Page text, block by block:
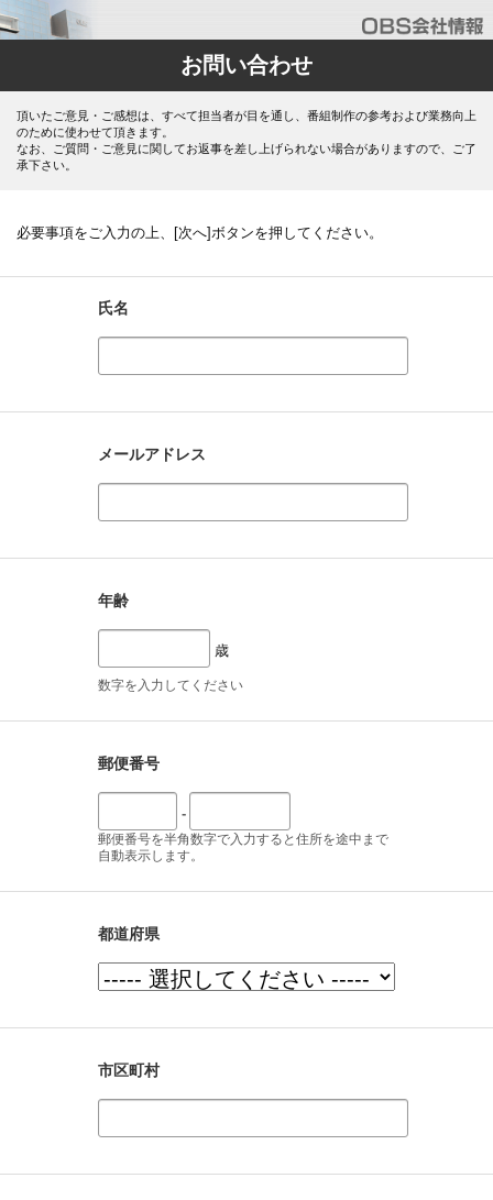
お問い合わせ
頂いたご意見・ご感想は、すべて担当者が目を通し、番組制作の参考および業務向上
のために使わせて頂きます。
なお、ご質問・ご意見に関してお返事を差し上げられない場合がありますので、ご了
承下さい。
必要事項をご入力の上、[次へ]ボタンを押してください。
氏名
メールアドレス
年齢
歳
数字を入力してください
郵便番号
-
郵便番号を半角数字で入力すると住所を途中まで
自動表示します。
都道府県
市区町村